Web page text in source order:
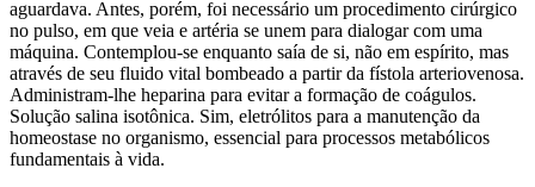
aguardava. Antes, porém, foi necessário um procedimento cirúrgico
no pulso, em que veia e artéria se unem para dialogar com uma
máquina. Contemplou-se enquanto saía de si, não em espírito, mas
através de seu fluido vital bombeado a partir da fístola arteriovenosa.
Administram-lhe heparina para evitar a formação de coágulos.
Solução salina isotônica. Sim, eletrólitos para a manutenção da
homeostase no organismo, essencial para processos metabólicos
fundamentais à vida.